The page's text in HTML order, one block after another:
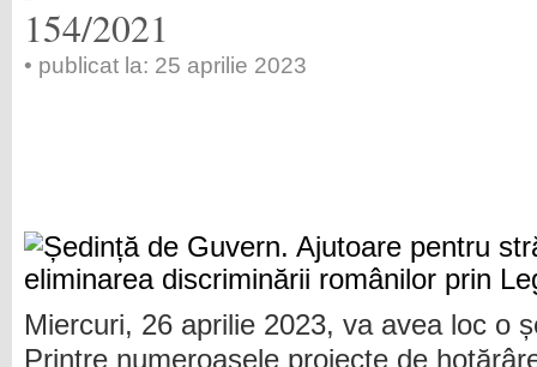
154/2021
• publicat la: 25 aprilie 2023
Miercuri, 26 aprilie 2023, va avea loc o
Printre numeroasele proiecte de